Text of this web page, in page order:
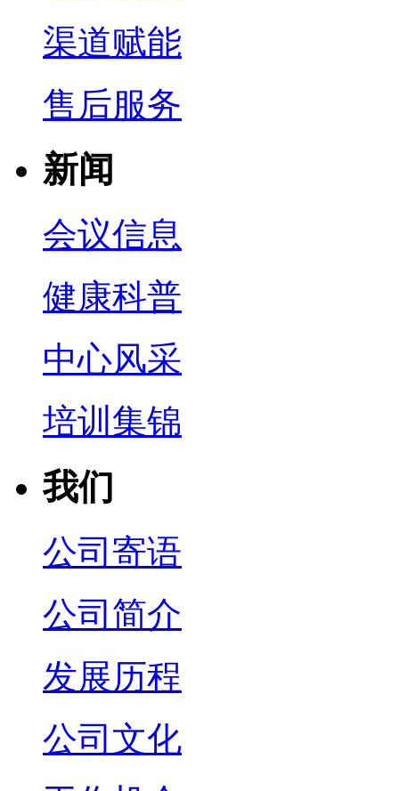
渠道赋能
售后服务
新闻
会议信息
健康科普
中心风采
培训集锦
我们
公司寄语
公司简介
发展历程
公司文化